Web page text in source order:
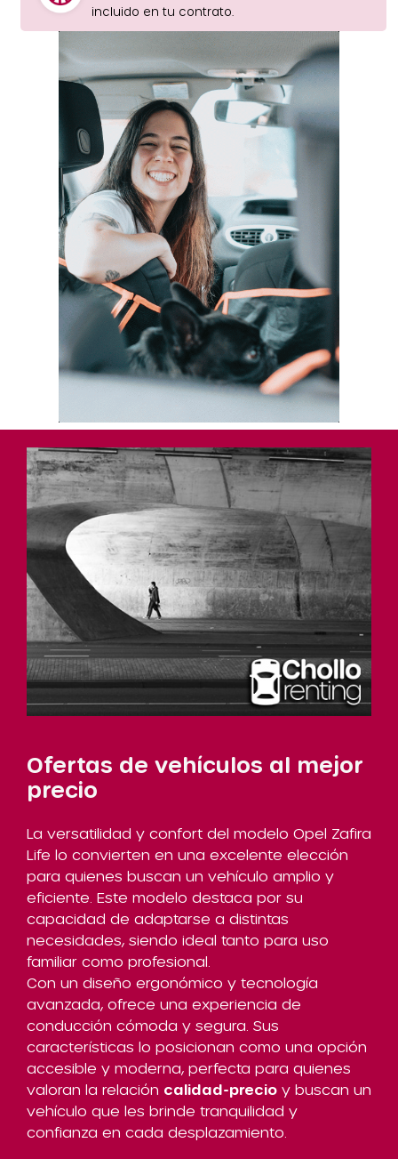
incluido en tu contrato.
Ofertas de vehículos al mejor
precio
La versatilidad y confort del modelo Opel Zafira
Life lo convierten en una excelente elección
para quienes buscan un vehículo amplio y
eficiente. Este modelo destaca por su
capacidad de adaptarse a distintas
necesidades, siendo ideal tanto para uso
familiar como profesional.
Con un diseño ergonómico y tecnología
avanzada, ofrece una experiencia de
conducción cómoda y segura. Sus
características lo posicionan como una opción
accesible y moderna, perfecta para quienes
valoran la relación calidad-precio y buscan un
vehículo que les brinde tranquilidad y
confianza en cada desplazamiento.